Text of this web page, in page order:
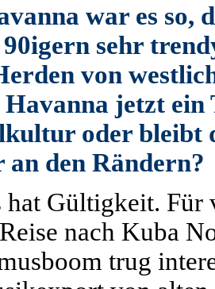
war es so,
sehr
von
jetzt ein
oder bleibt
an den Rändern?
hat Gültigkeit. Für
nach Kuba
trug